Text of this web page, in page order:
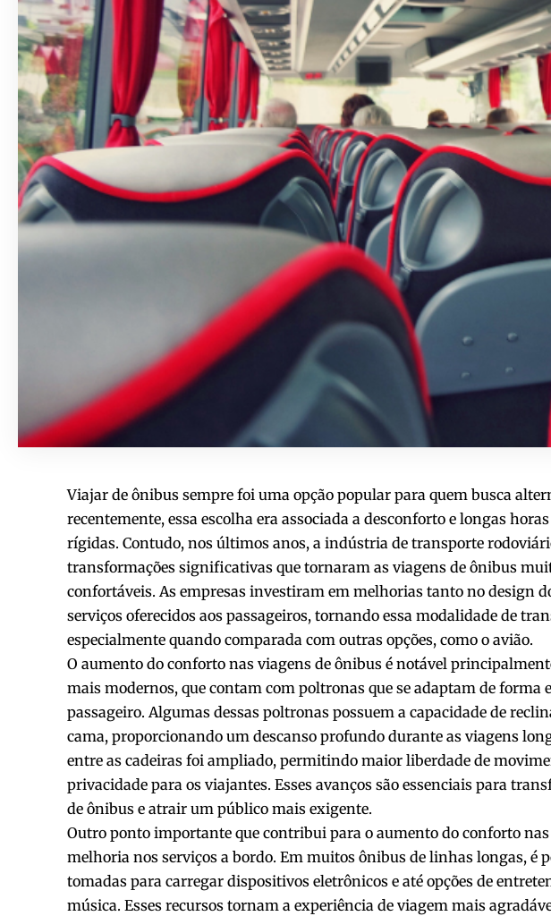
Viajar de ônibus sempre foi uma opção popular para quem busca
recentemente, essa escolha era associada a desconforto e longas
rígidas. Contudo, nos últimos anos, a indústria de transporte
transformações significativas que tornaram as viagens de ônibus
confortáveis. As empresas investiram em melhorias tanto no design
serviços oferecidos aos passageiros, tornando essa modalidade de
especialmente quando comparada com outras opções, como o avião.
O aumento do conforto nas viagens de ônibus é notável
mais modernos, que contam com poltronas que se adaptam de forma
passageiro. Algumas dessas poltronas possuem a capacidade de
cama, proporcionando um descanso profundo durante as viagens
entre as cadeiras foi ampliado, permitindo maior liberdade de
privacidade para os viajantes. Esses avanços são essenciais para
de ônibus e atrair um público mais exigente.
Outro ponto importante que contribui para o aumento do conforto nas
melhoria nos serviços a bordo. Em muitos ônibus de linhas longas, é
tomadas para carregar dispositivos eletrônicos e até opções de
música. Esses recursos tornam a experiência de viagem mais